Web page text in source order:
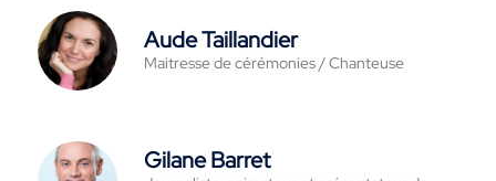
Aude Taillandier
Maitresse de cérémonies / Chanteuse
Gilane Barret